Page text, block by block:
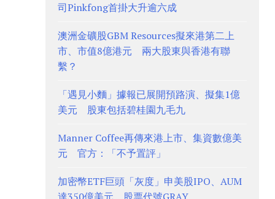
司Pinkfong首掛大升逾六成
澳洲金礦股GBM Resources擬來港第二上
市、市值8億港元 兩大股東與香港有聯
繫？
「遇見小麵」據報已展開預路演、擬集1億
美元 股東包括碧桂園九毛九
Manner Coffee再傳來港上市、集資數億美
元 官方：「不予置評」
加密幣ETF巨頭「灰度」申美股IPO、AUM